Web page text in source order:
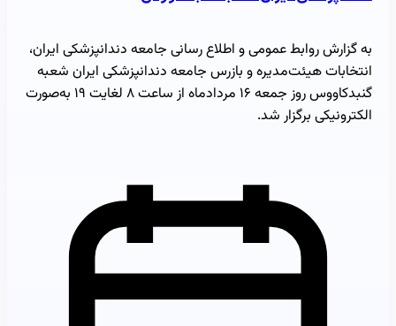
به گزارش روابط عمومی و اطلاع رسانی جامعه دندانپزشکی ایران،
انتخابات هیئت‌مدیره و بازرس جامعه دندانپزشکی ایران شعبه
گنبدکاووس روز جمعه ۱۶ مردادماه از ساعت ۸ لغایت ۱۹ به‌صورت
الکترونیکی برگزار شد.